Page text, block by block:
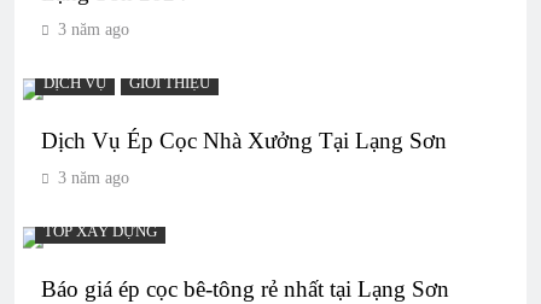
3 năm ago
DỊCH VỤ GIỚI THIỆU
Dịch Vụ Ép Cọc Nhà Xưởng Tại Lạng Sơn
3 năm ago
TOP XÂY DỰNG
Báo giá ép cọc bê-tông rẻ nhất tại Lạng Sơn